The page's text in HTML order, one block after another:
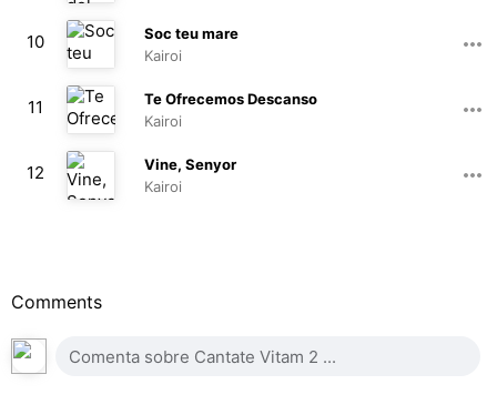
02:15
10
Soc teu mare
Kairoi
03:00
11
Te Ofrecemos Descanso
Kairoi
01:46
12
Vine, Senyor
Kairoi
Comments